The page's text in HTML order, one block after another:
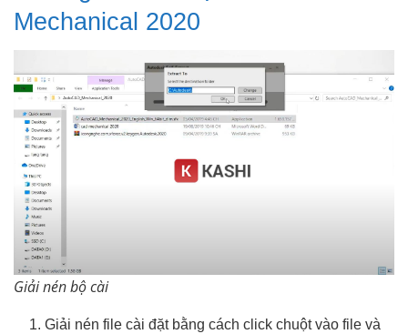
Mechanical 2020
Giải nén bộ cài
Giải nén file cài đặt bằng cách click chuột vào file và